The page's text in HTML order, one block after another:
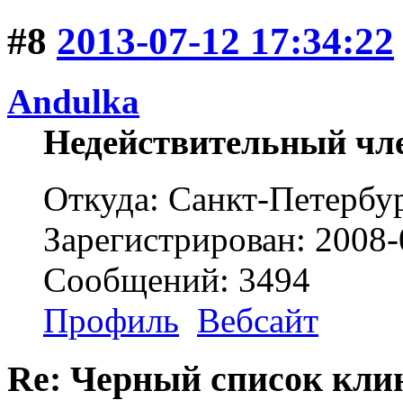
#8 2013-07-12 17:34:22
Andulka
Недействительный
Откуда: Санкт-
Зарегистрирован:
Сообщений: 3494
Профиль Вебсайт
Re: Черный список